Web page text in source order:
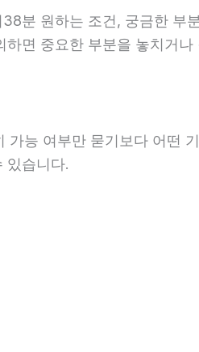
분 원하는 조건, 궁금한 부
면 중요한 부분을 놓치거
능 여부만 묻기보다 어떤
있습니다.